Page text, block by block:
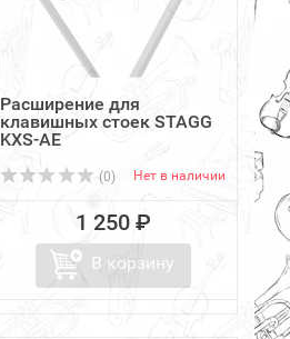
Расширение для
клавишных стоек STAGG
KXS-AE
(0) Нет в наличии
1 250 ₽
В корзину